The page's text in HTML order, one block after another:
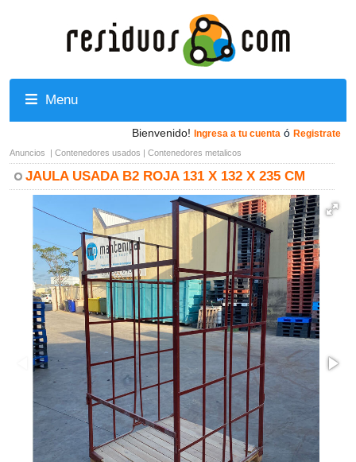
Menu
Bienvenido! Ingresa a tu cuenta ó Registrate
Anuncios | Contenedores usados | Contenedores metalicos
JAULA USADA B2 ROJA 131 X 132 X 235 CM